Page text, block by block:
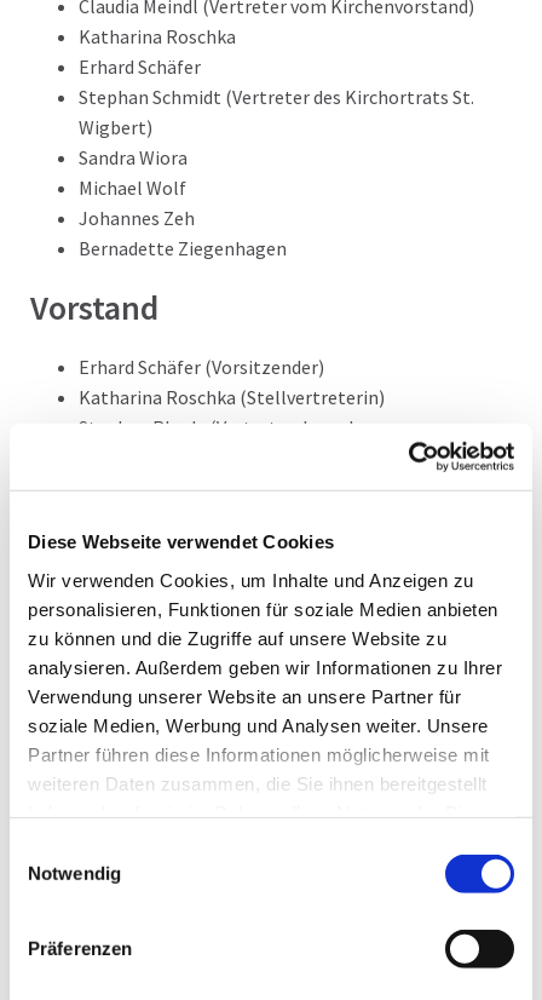
Diese Webseite verwendet Cookies
Wir verwenden Cookies, um Inhalte und Anzeigen zu
personalisieren, Funktionen für soziale Medien anbieten
zu können und die Zugriffe auf unsere Website zu
analysieren. Außerdem geben wir Informationen zu Ihrer
Verwendung unserer Website an unsere Partner für
soziale Medien, Werbung und Analysen weiter. Unsere
Partner führen diese Informationen möglicherweise mit
weiteren Daten zusammen, die Sie ihnen bereitgestellt
Notwendig
Präferenzen
Claudia Meindl (Vertreter vom Kirchenvorstand)
Katharina Roschka
Erhard Schäfer
Stephan Schmidt (Vertreter des Kirchortrats St.
Wigbert)
Sandra Wiora
Michael Wolf
Johannes Zeh
Bernadette Ziegenhagen
Vorstand
Erhard Schäfer (Vorsitzender)
Katharina Roschka (Stellvertreterin)
Stephan Rhode (Vertreter der geborenen
Geborene Mitglieder:
Domvikar Bernhard Drapatz
Pfr. Christian Gellrich
Pfr. Andreas Friedel
Pfr. Michael Neudert
Gemeindereferent Stephan Rhode
Diakon Matthias Burkert
pfarreirat@stadtpfarrei.de